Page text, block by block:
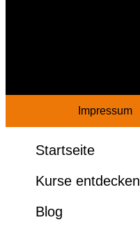
Impressum
Startseite
Kurse entdecken
Blog